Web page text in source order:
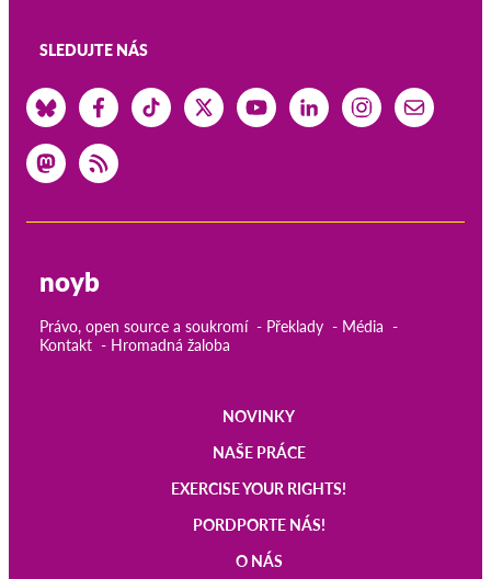
SLEDUJTE NÁS
noyb
Právo, open source a soukromí Překlady
Média
Kontakt
Hromadná žaloba
NOVINKY
NAŠE PRÁCE
EXERCISE YOUR RIGHTS!
PORDPORTE NÁS!
O NÁS